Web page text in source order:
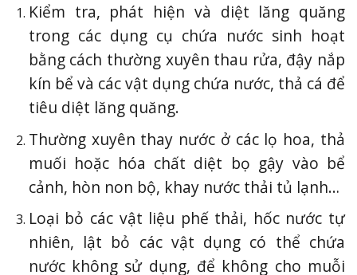
Kiểm tra, phát hiện và diệt lăng quăng
trong các dụng cụ chứa nước sinh hoạt
bằng cách thường xuyên thau rửa, đậy nắp
kín bể và các vật dụng chứa nước, thả cá để
tiêu diệt lăng quăng.
Thường xuyên thay nước ở các lọ hoa, thả
muối hoặc hóa chất diệt bọ gậy vào bể
cảnh, hòn non bộ, khay nước thải tủ lạnh…
Loại bỏ các vật liệu phế thải, hốc nước tự
nhiên, lật bỏ các vật dụng có thể chứa
nước không sử dụng, để không cho muỗi